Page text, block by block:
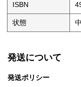
ISBN
状態
発送について
発送ポリシー